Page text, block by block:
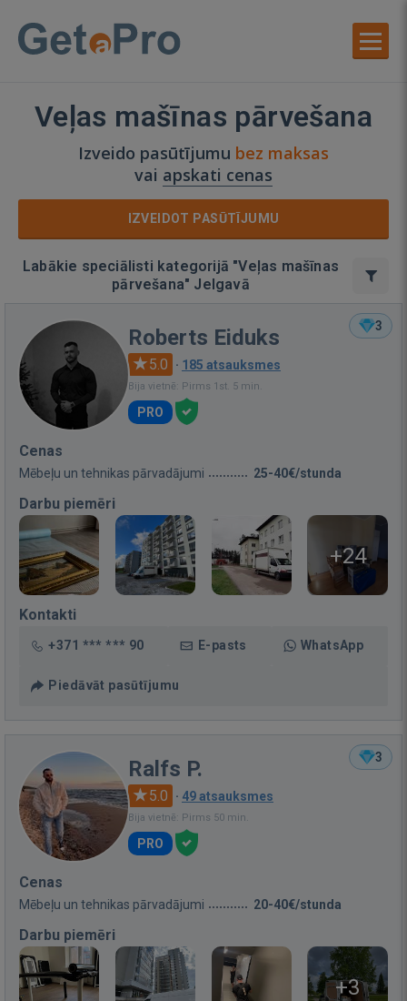
Veļas mašīnas pārvešana
Izveido pasūtījumu bez maksas
vai apskati cenas
IZVEIDOT PASŪTĪJUMU
Labākie speciālisti kategorijā "Veļas mašīnas
pārvešana" Jelgavā
3
Roberts Eiduks
5.0 · 185 atsauksmes
Bija vietnē: Pirms 1st. 5 min.
PRO
Cenas
Mēbeļu un tehnikas pārvadājumi 25-40€/stunda
Darbu piemēri
+24
Kontakti
+371 *** *** 90 E-pasts WhatsApp
Piedāvāt pasūtījumu
3
Ralfs P.
5.0 · 49 atsauksmes
Bija vietnē: Pirms 50 min.
PRO
Cenas
Mēbeļu un tehnikas pārvadājumi 20-40€/stunda
Darbu piemēri
+3